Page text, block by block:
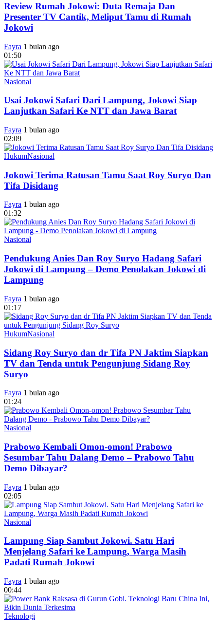
Review Rumah Jokowi: Duta Remaja Dan
Presenter TV Cantik, Meliput Tamu di Rumah
Jokowi
Fayra 1 bulan ago
01:50
Nasional
Usai Jokowi Safari Dari Lampung, Jokowi Siap
Lanjutkan Safari Ke NTT dan Jawa Barat
Fayra 1 bulan ago
02:09
HukumNasional
Jokowi Terima Ratusan Tamu Saat Roy Suryo Dan
Tifa Disidang
Fayra 1 bulan ago
01:32
Nasional
Pendukung Anies Dan Roy Suryo Hadang Safari
Jokowi di Lampung – Demo Penolakan Jokowi di
Lampung
Fayra 1 bulan ago
01:17
HukumNasional
Sidang Roy Suryo dan dr Tifa PN Jaktim Siapkan
TV dan Tenda untuk Pengunjung Sidang Roy
Suryo
Fayra 1 bulan ago
01:24
Nasional
Prabowo Kembali Omon-omon! Prabowo
Sesumbar Tahu Dalang Demo – Prabowo Tahu
Demo Dibayar?
Fayra 1 bulan ago
02:05
Nasional
Lampung Siap Sambut Jokowi. Satu Hari
Menjelang Safari ke Lampung, Warga Masih
Padati Rumah Jokowi
Fayra 1 bulan ago
00:44
Teknologi